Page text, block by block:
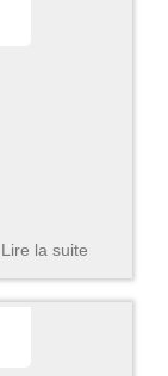
Lire la suite